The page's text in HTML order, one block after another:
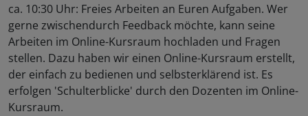
ca. 10:30 Uhr: Freies Arbeiten an Euren Aufgaben. Wer
gerne zwischendurch Feedback möchte, kann seine
Arbeiten im Online-Kursraum hochladen und Fragen
stellen. Dazu haben wir einen Online-Kursraum erstellt,
der einfach zu bedienen und selbsterklärend ist. Es
erfolgen 'Schulterblicke' durch den Dozenten im Online-
Kursraum.